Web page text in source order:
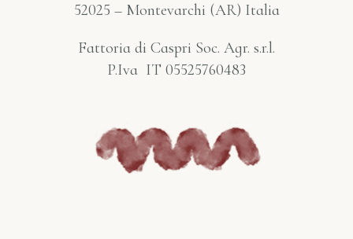
52025 – Montevarchi (AR) Italia
Fattoria di Caspri Soc. Agr. s.r.l.
P.Iva IT 05525760483